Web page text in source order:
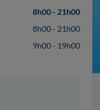
8h00 - 21h00
8h00 - 21h00
9h00 - 19h00